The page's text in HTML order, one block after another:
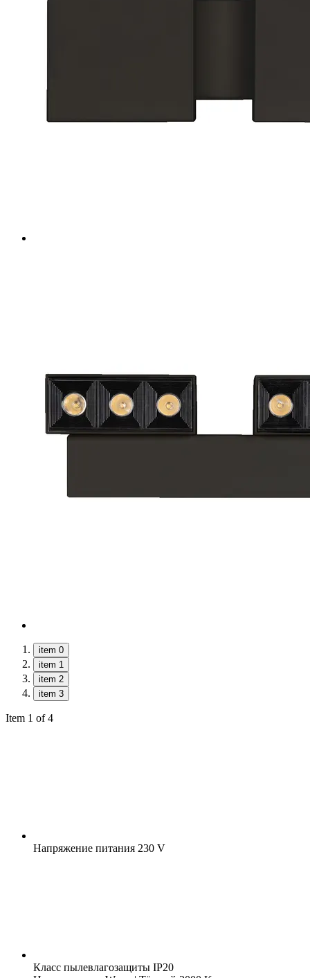
item 0
item 1
item 2
item 3
Item 1 of 4
Напряжение питания 230 V
Класс пылевлагозащиты IP20